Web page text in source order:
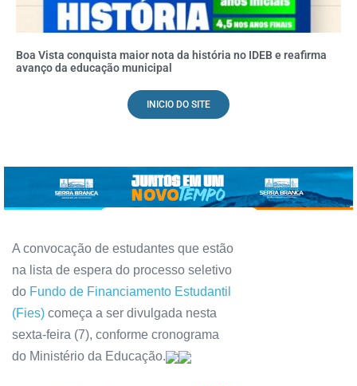
Boa Vista conquista maior nota da história no IDEB e reafirma
avanço da educação municipal
INICIO DO SITE
A convocação de estudantes que estão
na lista de espera do processo seletivo
do Fundo de Financiamento Estudantil
(Fies) começa a ser divulgada nesta
sexta-feira (7), conforme cronograma
do Ministério da Educação.